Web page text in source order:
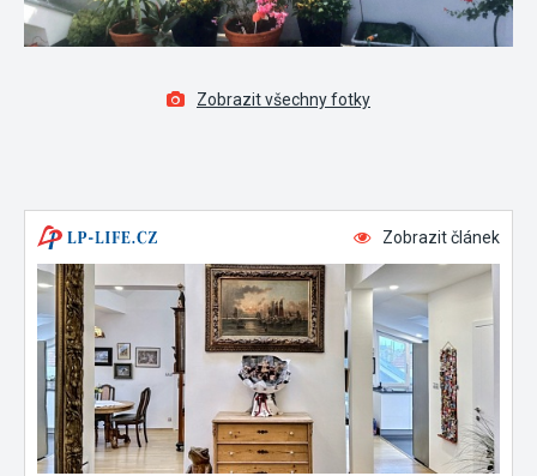
Zobrazit všechny fotky
Zobrazit článek